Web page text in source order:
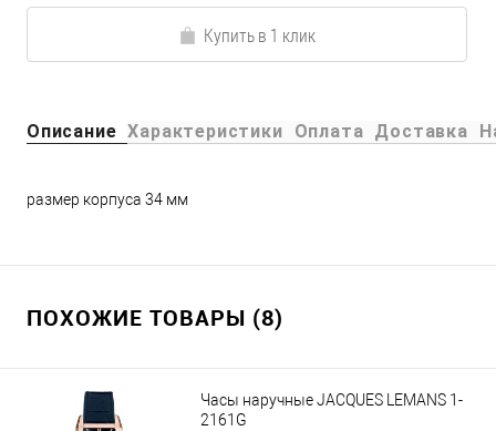
Купить в 1 клик
Описание Характеристики Оплата Доставка
размер корпуса 34 мм
ПОХОЖИЕ ТОВАРЫ (8)
Часы наручные JACQUES LEMANS 1-
2161G